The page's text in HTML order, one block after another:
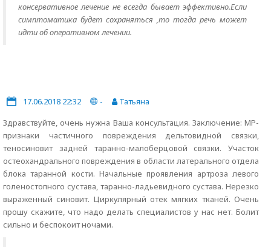
консервативное лечение не всегда бывает эффективно.Если
симптоматика будет сохраняться ,то тогда речь может
идти об оперативном лечении.
17.06.2018 22:32 -
Татьяна
Здравствуйте, очень нужна Ваша консультация. Заключение: МР-
признаки частичного повреждения дельтовидной связки,
теносиновит задней таранно-малоберцовой связки. Участок
остеохандрального повреждения в области латерального отдела
блока таранной кости. Начальные проявления артроза левого
голеностопного сустава, таранно-ладьевидного сустава. Нерезко
выраженный синовит. Циркулярный отек мягких тканей. Очень
прошу скажите, что надо делать специалистов у нас нет. Болит
сильно и беспокоит ночами.